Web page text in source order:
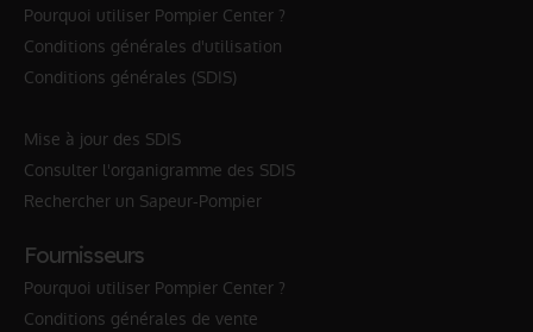
Pourquoi utiliser Pompier Center ?
Conditions générales d'utilisation
Conditions générales (SDIS)
Mise à jour des SDIS
Consulter l'organigramme des SDIS
Rechercher un Sapeur-Pompier
Fournisseurs
Pourquoi utiliser Pompier Center ?
Conditions générales de vente